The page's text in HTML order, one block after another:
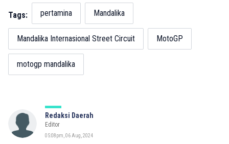
Tags: pertamina Mandalika
Mandalika Internasional Street Circuit MotoGP
motogp mandalika
Redaksi Daerah
Editor
05:08pm, 06 Aug, 2024